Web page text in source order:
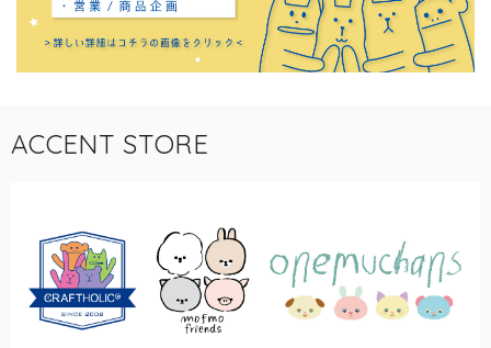
ACCENT STORE